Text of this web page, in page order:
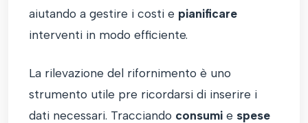
aiutando a gestire i costi e pianificare
interventi in modo efficiente.
La rilevazione del rifornimento è uno
strumento utile pre ricordarsi di inserire i
dati necessari. Tracciando consumi e spese